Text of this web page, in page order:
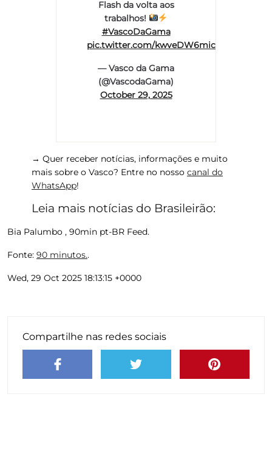
Flash da volta aos
trabalhos!
#VascoDaGama
pic.twitter.com/kwveDW6mic
— Vasco da Gama
(@VascodaGama)
October 29, 2025
→ Quer receber notícias, informações e muito
mais sobre o Vasco? Entre no nosso canal do
WhatsApp!
Leia mais notícias do Brasileirão:
Bia Palumbo , 90min pt-BR Feed.
Fonte: 90 minutos..
Wed, 29 Oct 2025 18:13:15 +0000
Compartilhe nas redes sociais